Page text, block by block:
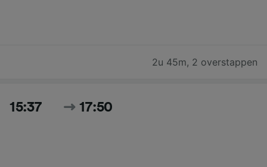
2u 45m, 2 overstappen
15:37 17:50